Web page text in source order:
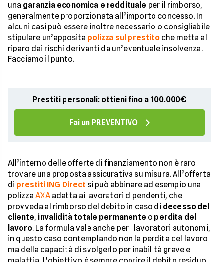
una garanzia economica e reddituale per il rimborso,
generalmente proporzionata all’importo concesso. In
alcuni casi può essere inoltre necessario o consigliabile
stipulare un’apposita polizza sul prestitoche metta al
riparo dai rischi derivanti da un’eventuale insolvenza.
Facciamo il punto.
Prestiti personali: ottieni fino a 100.000€
Fai un PREVENTIVO
All’interno delle offerte di finanziamento non è raro
trovare una proposta assicurativa su misura. All’offerta
di prestiti ING Direct si può abbinare ad esempio una
polizzaAXAadatta ai lavoratori dipendenti, che
provveda al rimborso del debito in caso di decesso del
cliente, invalidità totale permanente o perdita del
lavoro. La formula vale anche per i lavoratori autonomi,
in questo caso contemplando non la perdita del lavoro
ma della capacità di svolgerlo per inabilità grave e